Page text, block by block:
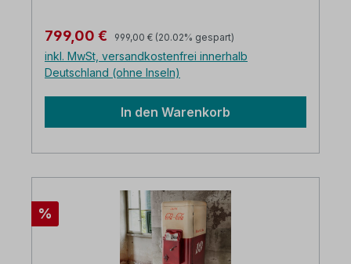
Möbelstück ein Unikat mit gewollten
GebrauchsspurenInneneinteilung Ablagen,
Flaschenhalter und GlasschienenMetall
vintage rot/weiss lackiert mit
Kühlfunktion! die Lieferung erfolgt in Karton
Verkaufspreis:
799,00 € Regulärer Preis:
999,00 € (20.02% gespart)
inkl. MwSt, versandkostenfrei innerhalb
Deutschland (ohne Inseln)
In den Warenkorb
Rabatt
%